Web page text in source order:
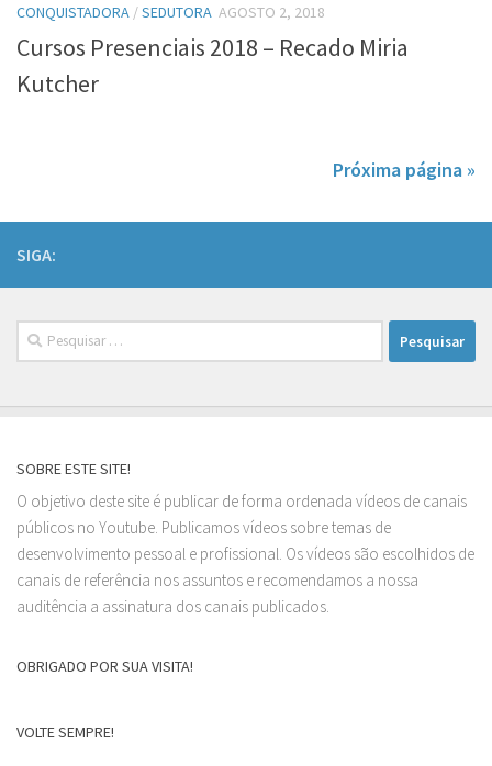
CONQUISTADORA /SEDUTORA AGOSTO 2, 2018
Cursos Presenciais 2018 – Recado Miria
Kutcher
Próxima página »
SIGA:
Pesquisar
por:
SOBRE ESTE SITE!
O objetivo deste site é publicar de forma ordenada vídeos de canais
públicos no Youtube. Publicamos vídeos sobre temas de
desenvolvimento pessoal e profissional. Os vídeos são escolhidos de
canais de referência nos assuntos e recomendamos a nossa
auditência a assinatura dos canais publicados.
OBRIGADO POR SUA VISITA!
VOLTE SEMPRE!